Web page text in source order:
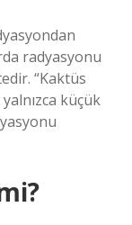
radyasyonu
“Kaktüs
küçük